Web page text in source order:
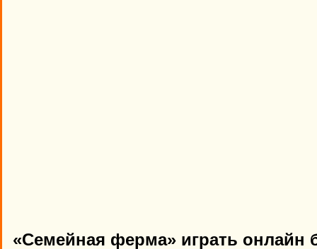
«Семейная ферма» играть онлайн